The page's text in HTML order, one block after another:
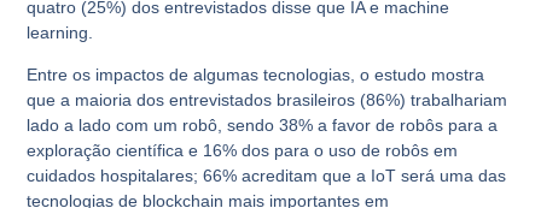
quatro (25%) dos entrevistados disse que IA e machine
learning.
Entre os impactos de algumas tecnologias, o estudo mostra
que a maioria dos entrevistados brasileiros (86%) trabalhariam
lado a lado com um robô, sendo38% a favor de robôs para a
exploração científica e 16% dos para o uso de robôs em
cuidados hospitalares;66% acreditam que a IoT será uma das
tecnologias de blockchain mais importantes em